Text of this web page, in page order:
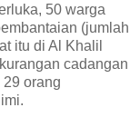
50 warga
(jumlah
itu di Al Khalil
cadangan
orang